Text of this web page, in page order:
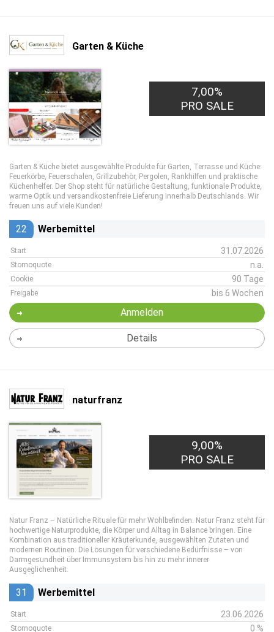
Garten & Küche
7,00%
PRO SALE
Garten & Küche bietet ausgewählte Produkte für Garten, Terrasse und Küche:
Feuerkörbe, Feuerschalen, Grillzubehör, Pergolen, Rankhilfen und praktische
Küchenhelfer. Der Shop steht für natürliche Gestaltung, funktionale Produkte,
warme Optik und versandkostenfreie Lieferung innerhalb Deutschlands. Wir
freuen uns auf viele Kunden!
22 Werbemittel
Start 31.07.2026
Stornoquote n.a.
Cookie 90 Tage
Freigabe bis 6 Wochen
Anmelden
Details
naturfranz
9,00%
PRO SALE
Natur Franz – Natürliche Rituale für mehr Wohlbefinden. Natur Franz steht für
hochwertige Naturprodukte, die Körper und Alltag in Balance bringen. Eine
Kombination aus traditioneller Kräuterkunde, ausgewählten Zutaten und
modernen Routinen. Die Lösungen für verschiedene Bedürfnisse – von
Darmgesundheit über Immunsystem bis hin zu mehr innerer
Ausgeglichenheit.
31 Werbemittel
Start 23.06.2026
Stornoquote 0 %